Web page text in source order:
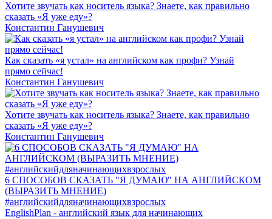
Хотите звучать как носитель языка? Знаете, как правильно
сказать «Я уже еду»?
Константин Ганушевич
Как сказать «я устал» на английском как профи? Узнай
прямо сейчас!
Константин Ганушевич
Хотите звучать как носитель языка? Знаете, как правильно
сказать «Я уже еду»?
Константин Ганушевич
6 СПОСОБОВ СКАЗАТЬ "Я ДУМАЮ" НА АНГЛИЙСКОМ
(ВЫРАЗИТЬ МНЕНИЕ)
#английскийдляначинающихвзрослых
EnglishPlan - английский язык для начинающих